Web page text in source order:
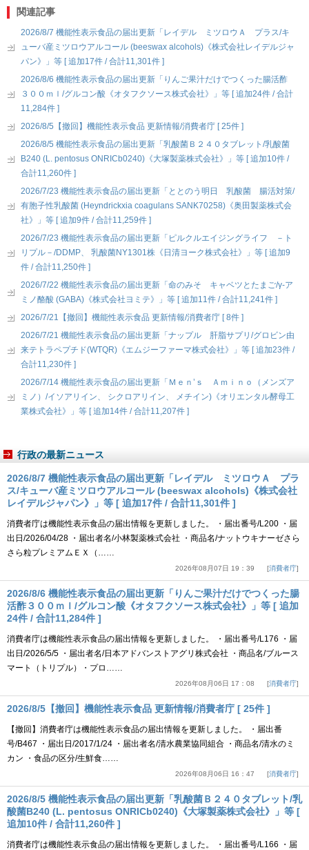
関連記事
2026/8/7 機能性表示食品の届出更新「レイデル ミツロウＡ プラス/キ
ューバ産ミツロウアルコール (beeswax alcohols)《株式会社レイデルジャ
パン》」等 [ 追加17件 / 合計11,301件 ]
2026/8/6 機能性表示食品の届出更新「りんご果汁だけでつくった腸活酢
３００ｍｌ/グルコン酸《オタフクソース株式会社》」等 [ 追加24件 / 合計
11,284件 ]
2026/8/5【撤回】機能性表示食品 更新情報/消費者庁 [ 25件 ]
2026/8/5 機能性表示食品の届出更新「乳酸菌Ｂ２４０タブレット/乳酸菌
B240 (L. pentosus ONRICb0240)《大塚製薬株式会社》」等 [ 追加10件 /
合計11,260件 ]
2026/7/23 機能性表示食品の届出更新「ととのう明日 乳酸菌 腸活対策/
有胞子性乳酸菌 (Heyndrickxia coagulans SANK70258)《奥田製薬株式会
社》」等 [ 追加9件 / 合計11,259件 ]
2026/7/23 機能性表示食品の届出更新「ピルクルエイジングライフ －ト
リプル－/DDMP、 乳酸菌NY1301株《日清ヨーク株式会社》」等 [ 追加9
件 / 合計11,250件 ]
2026/7/22 機能性表示食品の届出更新「命のみそ キャベツとたまご/γ-ア
ミノ酪酸 (GABA)《株式会社ヨミテ》」等 [ 追加11件 / 合計11,241件 ]
2026/7/21【撤回】機能性表示食品 更新情報/消費者庁 [ 8件 ]
2026/7/21 機能性表示食品の届出更新「ナップル 肝脂サプリ/グロビン由
来テトラペプチド(WTQR)《エムジーファーマ株式会社》」等 [ 追加23件 /
合計11,230件 ]
2026/7/14 機能性表示食品の届出更新「Ｍｅｎ’ｓ Ａｍｉｎｏ（メンズア
ミノ）/イソアリイン、 シクロアリイン、 メチイン)《オリエンタル酵母工
業株式会社》」等 [ 追加14件 / 合計11,207件 ]
行政の最新ニュース
2026/8/7 機能性表示食品の届出更新「レイデル ミツロウＡ プラ
ス/キューバ産ミツロウアルコール (beeswax alcohols)《株式会社
レイデルジャパン》」等 [ 追加17件 / 合計11,301件 ]
消費者庁は機能性表示食品の届出情報を更新しました。 ・届出番号/L200 ・届
出日/2026/04/28 ・届出者名/小林製薬株式会社 ・商品名/ナットウキナーゼさら
さら粒プレミアムＥＸ（……
2026年08月07日 19：39 消費者庁
2026/8/6 機能性表示食品の届出更新「りんご果汁だけでつくった腸
活酢３００ｍｌ/グルコン酸《オタフクソース株式会社》」等 [ 追加
24件 / 合計11,284件 ]
消費者庁は機能性表示食品の届出情報を更新しました。 ・届出番号/L176 ・届
出日/2026/5/5 ・届出者名/日本アドバンストアグリ株式会社 ・商品名/ブルース
マート（トリプル）・プロ……
2026年08月06日 17：08 消費者庁
2026/8/5【撤回】機能性表示食品 更新情報/消費者庁 [ 25件 ]
【撤回】消費者庁は機能性表示食品の届出情報を更新しました。 ・届出番
号/B467 ・届出日/2017/1/24 ・届出者名/清水農業協同組合 ・商品名/清水のミ
カン ・食品の区分/生鮮食……
2026年08月06日 16：47 消費者庁
2026/8/5 機能性表示食品の届出更新「乳酸菌Ｂ２４０タブレット/乳
酸菌B240 (L. pentosus ONRICb0240)《大塚製薬株式会社》」等 [
追加10件 / 合計11,260件 ]
消費者庁は機能性表示食品の届出情報を更新しました。 ・届出番号/L166 ・届